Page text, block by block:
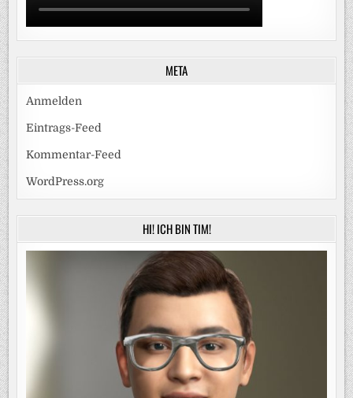
META
Anmelden
Eintrags-Feed
Kommentar-Feed
WordPress.org
HI! ICH BIN TIM!